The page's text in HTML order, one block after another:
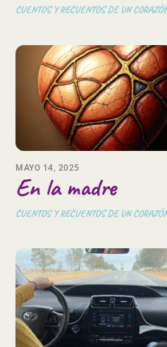
CUENTOS Y RECUENTOS DE UN
MAYO 14, 2025
En la madre
CUENTOS Y RECUENTOS DE UN